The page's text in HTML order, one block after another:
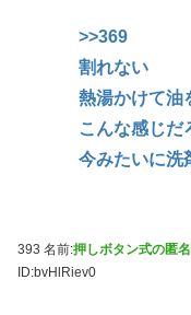
>>369
割れない
熱湯かけて油
こんな感じだ
今みたいに洗
393 名前:押しボタン式の匿
ID:bvHlRiev0